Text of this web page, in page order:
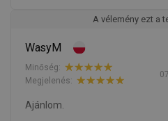
A vélemény ezt a
WasyM
Minőség:
Megjelenés:
Ajánlom.